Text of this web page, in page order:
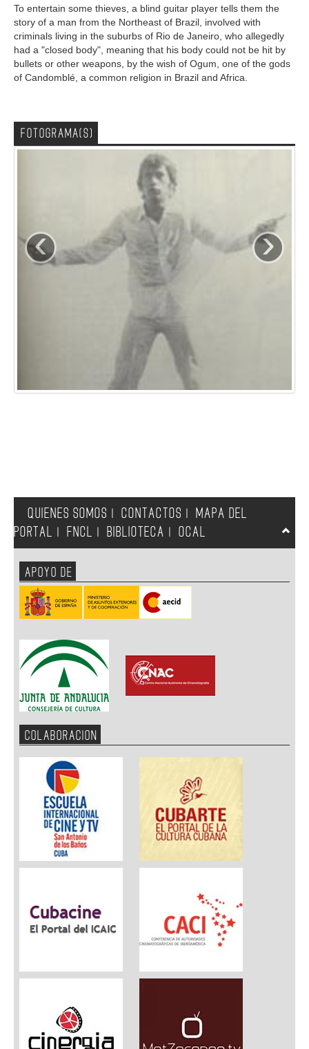
To entertain some thieves, a blind guitar player tells them the
story of a man from the Northeast of Brazil, involved with
criminals living in the suburbs of Rio de Janeiro, who allegedly
had a "closed body", meaning that his body could not be hit by
bullets or other weapons, by the wish of Ogum, one of the gods
of Candomblé, a common religion in Brazil and Africa.
FOTOGRAMA(S)
‹ ›
QUIENES SOMOS CONTACTOS
MAPA DEL
PORTAL
FNCL BIBLIOTECA OCAL
APOYO DE
COLABORACION